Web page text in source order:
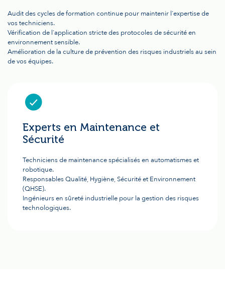
Audit des cycles de formation continue pour maintenir l'expertise de
vos techniciens.
Vérification de l'application stricte des protocoles de sécurité en
environnement sensible.
Amélioration de la culture de prévention des risques industriels au sein
de vos équipes.
Experts en Maintenance et
Sécurité
Techniciens de maintenance spécialisés en automatismes et
robotique.
Responsables Qualité, Hygiène, Sécurité et Environnement
(QHSE).
Ingénieurs en sûreté industrielle pour la gestion des risques
technologiques.